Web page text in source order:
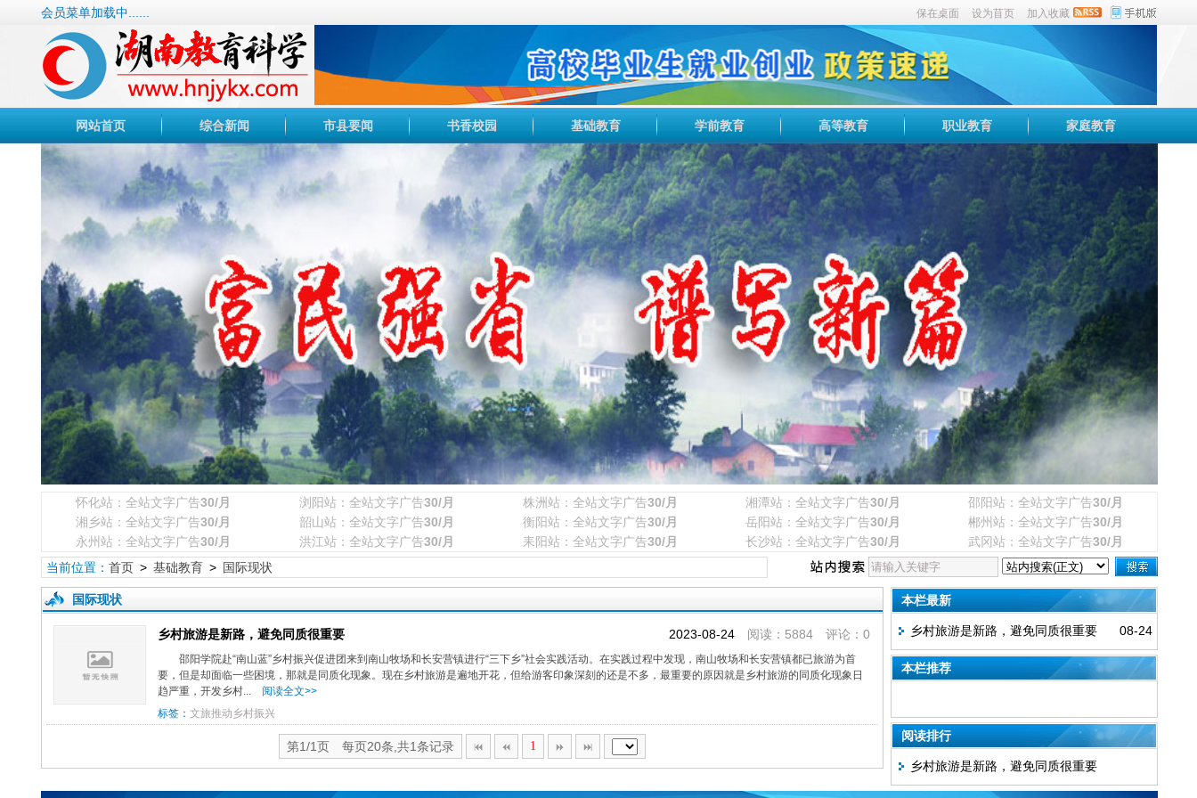
会员菜单加载中...... 保在桌面 设为苜页 加入收藏
网站首页 综合新闻 市县要闻 书香校园 基础教育 学前教育 高等教育 职业教育 家庭教育
怀化站：全站文字广告30/月 浏阳站：全站文字广告30/月 株洲站：全站文字广告30/月 湘潭站：全站文字广告30/月 邵阳站：全站文字广告30/月
湘乡站：全站文字广告30/月 韶山站：全站文字广告30/月 衡阳站：全站文字广告30/月 岳阳站：全站文字广告30/月 郴州站：全站文字广告30/月
永州站：全站文字广告30/月 洪江站：全站文字广告30/月 耒阳站：全站文字广告30/月 长沙站：全站文字广告30/月 武冈站：全站文字广告30/月
当前位置： 首页> 基础教育> 国际现状
国际现状
2023-08-24阅读：5884 评论：0
乡村旅游是新路，避免同质很重要
邵阳学院赴“南山蓝”乡村振兴促进团来到南山牧场和长安营镇进行“三下乡”社会实践活动。在实践过程中发现，南山牧场和长安营镇都已旅游为首
要，但是却面临一些困境，那就是同质化现象。现在乡村旅游是遍地开花，但给游客印象深刻的还是不多，最重要的原因就是乡村旅游的同质化现象日
趋严重，开发乡村...
阅读全文>>
标签： 文旅推动乡村振兴
第1/1页 每页20条,共1条记录 1
本栏最新
08-24
乡村旅游是新路，避免同质很重要
本栏推荐
阅读排行
乡村旅游是新路，避免同质很重要